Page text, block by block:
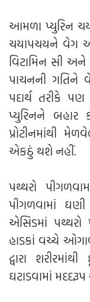
આમળા પ્યુરિન
ચયાપચયને વેગ
વિટામિન સી
પાચનની ગતિને
પદાર્થ તરીકે
પ્યુરિનને બહાર
પ્રોટીનમાંથી
એકઠું થશે નહીં.
પથ્થરો
પીગળવામાં ઘણી
એસિડમાં
હાડકાં વચ્ચે
દ્વારા
ઘટાડવામાં